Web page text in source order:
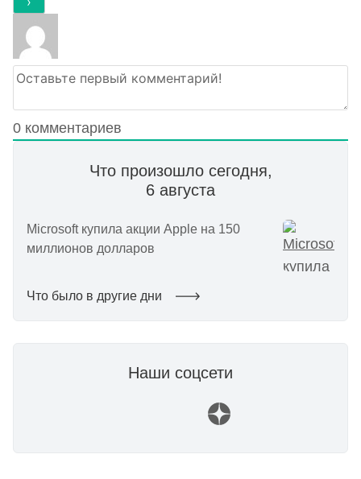
0 комментариев
Что произошло сегодня,
6 августа
Microsoft купила акции Apple на 150
миллионов долларов
Что было в другие дни
Наши соцсети